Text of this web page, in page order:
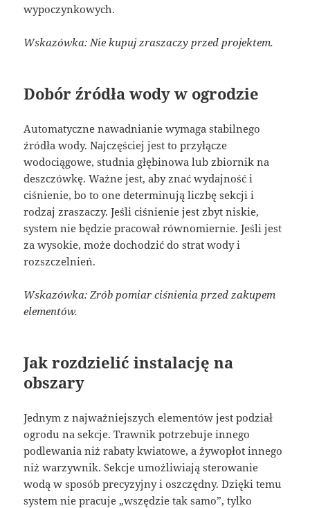
wypoczynkowych.
Wskazówka: Nie kupuj zraszaczy przed projektem.
Dobór źródła wody w ogrodzie
Automatyczne nawadnianie wymaga stabilnego
źródła wody. Najczęściej jest to przyłącze
wodociągowe, studnia głębinowa lub zbiornik na
deszczówkę. Ważne jest, aby znać wydajność i
ciśnienie, bo to one determinują liczbę sekcji i
rodzaj zraszaczy. Jeśli ciśnienie jest zbyt niskie,
system nie będzie pracował równomiernie. Jeśli jest
za wysokie, może dochodzić do strat wody i
rozszczelnień.
Wskazówka: Zrób pomiar ciśnienia przed zakupem
elementów.
Jak rozdzielić instalację na
obszary
Jednym z najważniejszych elementów jest podział
ogrodu na sekcje. Trawnik potrzebuje innego
podlewania niż rabaty kwiatowe, a żywopłot innego
niż warzywnik. Sekcje umożliwiają sterowanie
wodą w sposób precyzyjny i oszczędny. Dzięki temu
system nie pracuje „wszędzie tak samo”, tylko